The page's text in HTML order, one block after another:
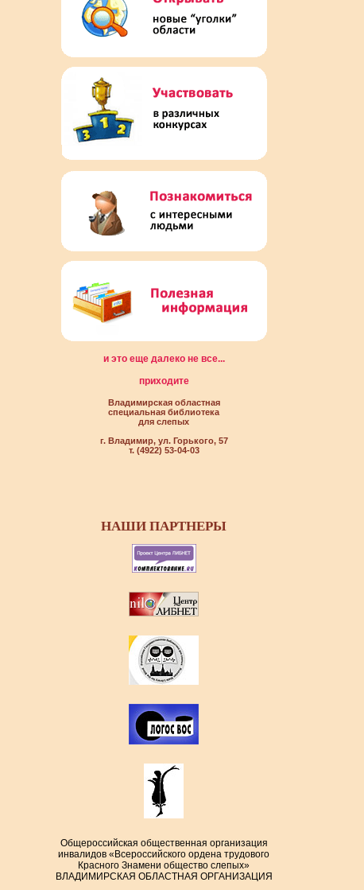
и это еще далеко не все...
приходите
Владимирская областная
специальная библиотека
для слепых
г. Владимир, ул. Горького, 57
т. (4922) 53-04-03
НАШИ ПАРТНЕРЫ
Общероссийская общественная организация
инвалидов «Всероссийского ордена трудового
Красного Знамени общество слепых»
ВЛАДИМИРСКАЯ ОБЛАСТНАЯ ОРГАНИЗАЦИЯ